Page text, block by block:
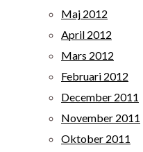
Maj 2012
April 2012
Mars 2012
Februari 2012
December 2011
November 2011
Oktober 2011